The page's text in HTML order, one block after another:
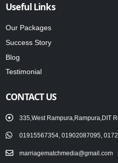
Useful Links
Our Packages
Success Story
Blog
Testimonial
CONTACT US
335,West Rampura,Rampura,DIT
01915567354, 01902087095,
marriagematchmedia@gmail.com